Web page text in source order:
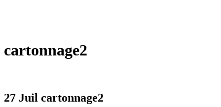
cartonnage2
27 Juil cartonnage2